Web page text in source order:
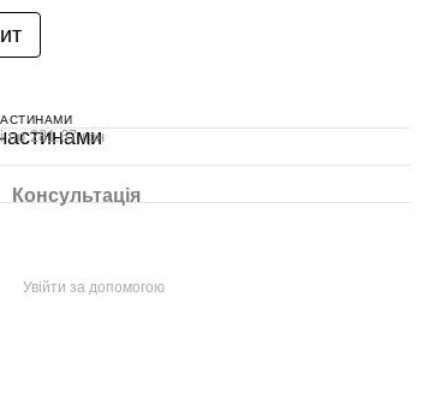
по 281.67 грн
Консультація
Увійти за допомогою